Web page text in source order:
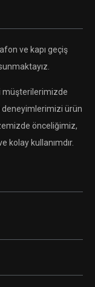
ve kapı geçiş
müşterilerimizde
deneyimlerimizi ürün
önceliğimiz,
kolay kullanımdır.